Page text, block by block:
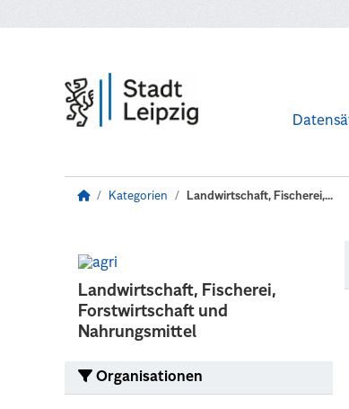
Kategorien Landwirtschaft, Fischerei,...
Landwirtschaft, Fischerei,
Forstwirtschaft und
Nahrungsmittel
Organisationen